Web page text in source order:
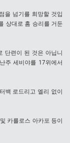
을 넘기를 희망할 것입
상대로 홈 승리를 거둔
단련이 된 것은 아닙니
주 세비야를 17위에서
백 로드리고 엘리 없이
카를로스 아카포 등이